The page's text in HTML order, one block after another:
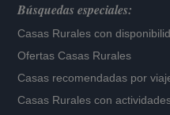
Búsquedas especiales:
Casas Rurales con
Ofertas Casas Rurales
Casas recomendadas por
Casas Rurales con